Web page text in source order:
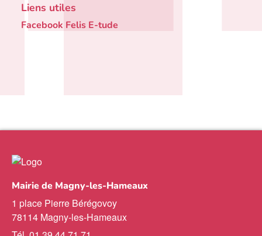
Liens utiles
Facebook Felis E-tude
Mairie de Magny-les-Hameaux
1 place Pierre Bérégovoy
78114 Magny-les-Hameaux